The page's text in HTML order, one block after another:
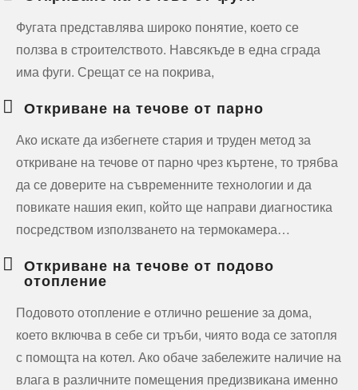
Фугата представлява широко понятие, което се
ползва в строителството. Навсякъде в една сграда
има фуги. Срещат се на покрива,
Откриване на течове от парно
Ако искате да избегнете стария и труден метод за
откриване на течове от парно чрез къртене, то трябва
да се доверите на съвременните технологии и да
повикате нашия екип, който ще направи диагностика
посредством използването на термокамера…
Откриване на течове от подово
отопление
Подовото отопление е отлично решение за дома,
което включва в себе си тръби, чиято вода се затопля
с помощта на котел. Ако обаче забележите наличие на
влага в различните помещения предизвикана именно